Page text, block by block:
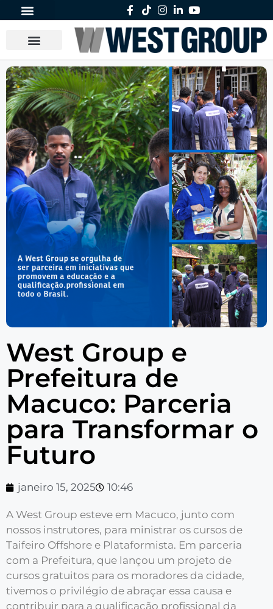
West Group e
Prefeitura de
Macuco: Parceria
para Transformar o
Futuro
janeiro 15, 2025 10:46
A West Group esteve em Macuco, junto com
nossos instrutores, para ministrar os cursos de
Taifeiro Offshore e Plataformista. Em parceria
com a Prefeitura, que lançou um projeto de
cursos gratuitos para os moradores da cidade,
tivemos o privilégio de abraçar essa causa e
contribuir para a qualificação profissional da